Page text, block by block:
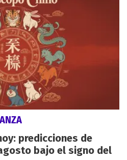
predicciones de
bajo el signo del